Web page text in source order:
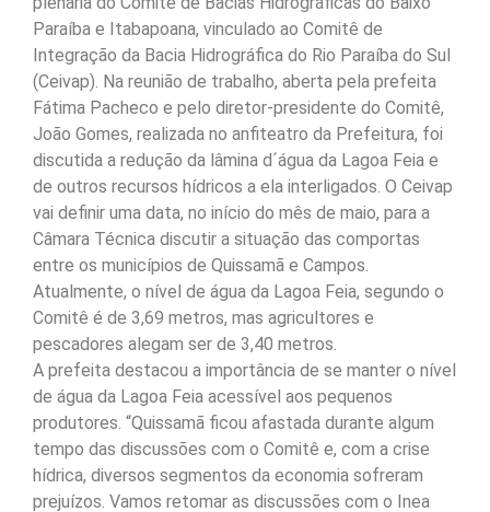
Paraíba e Itabapoana, vinculado ao Comitê de
Integração da Bacia Hidrográfica do Rio Paraíba do Sul
(Ceivap). Na reunião de trabalho, aberta pela prefeita
Fátima Pacheco e pelo diretor-presidente do Comitê,
João Gomes, realizada no anfiteatro da Prefeitura, foi
discutida a redução da lâmina d´água da Lagoa Feia e
de outros recursos hídricos a ela interligados. O Ceivap
vai definir uma data, no início do mês de maio, para a
Câmara Técnica discutir a situação das comportas
entre os municípios de Quissamã e Campos.
Atualmente, o nível de água da Lagoa Feia, segundo o
Comitê é de 3,69 metros, mas agricultores e
pescadores alegam ser de 3,40 metros.
A prefeita destacou a importância de se manter o nível
de água da Lagoa Feia acessível aos pequenos
produtores. “Quissamã ficou afastada durante algum
tempo das discussões com o Comitê e, com a crise
hídrica, diversos segmentos da economia sofreram
prejuízos. Vamos retomar as discussões com o Inea